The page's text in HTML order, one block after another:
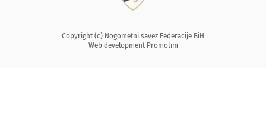
Copyright (c) Nogometni savez Federacije BiH
Web development Promotim